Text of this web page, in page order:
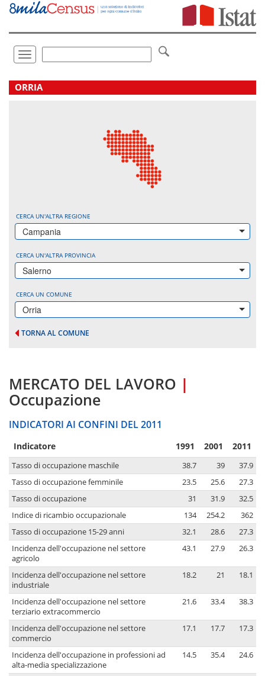
Vai
direttamente
Toggle
navigation
.
ORRIA
CERCA UN'ALTRA REGIONE
Campania
CERCA UN'ALTRA PROVINCIA
Salerno
CERCA UN COMUNE
Orria
TORNA AL COMUNE
MERCATO DEL LAVORO |
Occupazione
INDICATORI AI CONFINI DEL 2011
Indicatore 1991 2001 2011
Tasso di occupazione maschile 38.7 39
37.9
Tasso di occupazione femminile
23.5 25.6
27.3
Tasso di occupazione
31 31.9
32.5
Indice di ricambio occupazionale
134 254.2
362
Tasso di occupazione 15-29 anni
32.1 28.6
27.3
Incidenza dell'occupazione nel settore
agricolo
43.1 27.9 26.3
Incidenza dell'occupazione nel settore
industriale
18.2 21 18.1
Incidenza dell'occupazione nel settore
terziario extracommercio
21.6 33.4 38.3
Incidenza dell'occupazione nel settore
commercio
17.1 17.7 17.3
Incidenza dell'occupazione in professioni ad
alta-media specializzazione
14.5 35.4 24.6